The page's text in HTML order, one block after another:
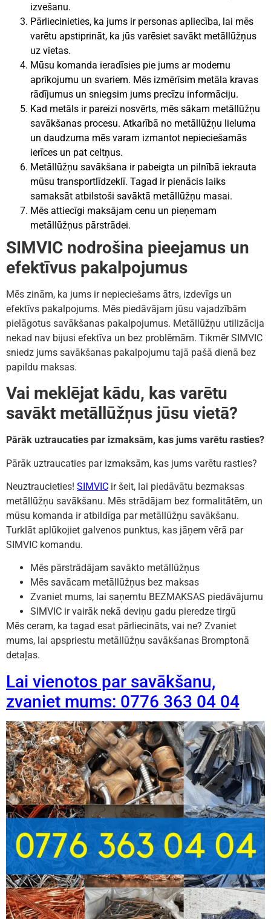
izvešanu.
Pārliecinieties, ka jums ir personas apliecība, lai mēs
varētu apstiprināt, ka jūs varēsiet savākt metāllūžņus
uz vietas.
Mūsu komanda ieradīsies pie jums ar modernu
aprīkojumu un svariem. Mēs izmērīsim metāla kravas
rādījumus un sniegsim jums precīzu informāciju.
Kad metāls ir pareizi nosvērts, mēs sākam metāllūžņu
savākšanas procesu. Atkarībā no metāllūžņu lieluma
un daudzuma mēs varam izmantot nepieciešamās
ierīces un pat celtņus.
Metāllūžņu savākšana ir pabeigta un pilnībā iekrauta
mūsu transportlīdzeklī. Tagad ir pienācis laiks
samaksāt atbilstoši savāktā metāllūžņu masai.
Mēs attiecīgi maksājam cenu un pieņemam
metāllūžņus pārstrādei.
SIMVIC nodrošina pieejamus un
efektīvus pakalpojumus
Mēs zinām, ka jums ir nepieciešams ātrs, izdevīgs un
efektīvs pakalpojums. Mēs piedāvājam jūsu vajadzībām
pielāgotus savākšanas pakalpojumus. Metāllūžņu utilizācija
nekad nav bijusi efektīva un bez problēmām. Tikmēr SIMVIC
sniedz jums savākšanas pakalpojumu tajā pašā dienā bez
papildu maksas.
Vai meklējat kādu, kas varētu
savākt metāllūžņus jūsu vietā?
Pārāk uztraucaties par izmaksām, kas jums varētu rasties?
Pārāk uztraucaties par izmaksām, kas jums varētu rasties?
Neuztraucieties! SIMVIC ir šeit, lai piedāvātu bezmaksas
metāllūžņu savākšanu. Mēs strādājam bez formalitātēm, un
mūsu komanda ir atbildīga par metāllūžņu savākšanu.
Turklāt aplūkojiet galvenos punktus, kas jāņem vērā par
SIMVIC komandu.
Mēs pārstrādājam savākto metāllūžņus
Mēs savācam metāllūžņus bez maksas
Zvaniet mums, lai saņemtu BEZMAKSAS piedāvājumu
SIMVIC ir vairāk nekā deviņu gadu pieredze tirgū
Mēs ceram, ka tagad esat pārliecināts, vai ne? Zvaniet
mums, lai apspriestu metāllūžņu savākšanas Bromptonā
detaļas.
Lai vienotos par savākšanu,
zvaniet mums: 0776 363 04 04